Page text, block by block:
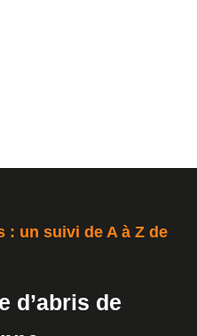
: un suivi de A à Z de
d’abris de